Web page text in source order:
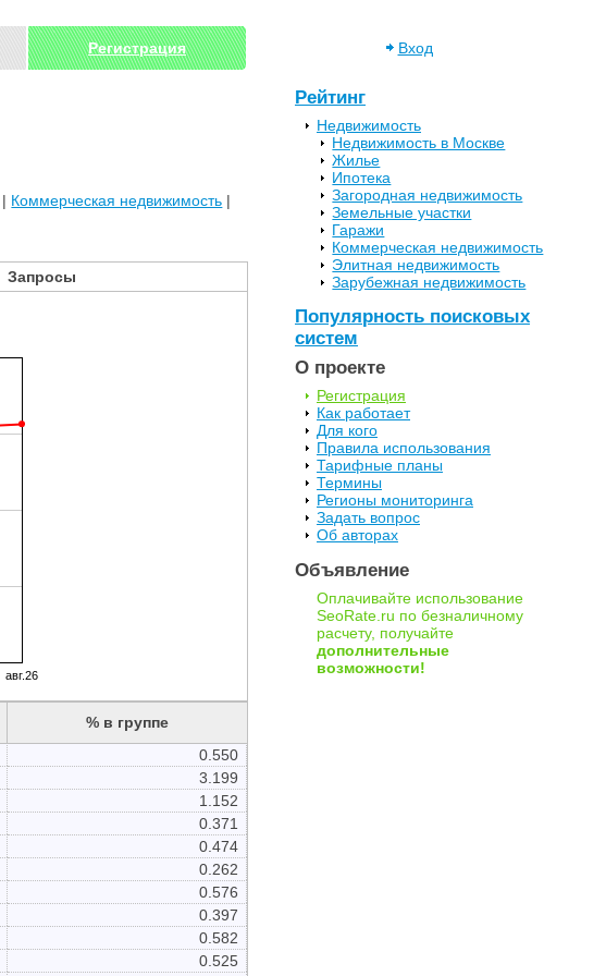
Регистрация Вход
| Коммерческая недвижимость |
Запросы
авг.26
% в группе
0.550
3.199
1.152
0.371
0.474
0.262
0.576
0.397
0.582
0.525
Рейтинг
Недвижимость
Недвижимость в Москве
Жилье
Ипотека
Загородная недвижимость
Земельные участки
Гаражи
Коммерческая недвижимость
Элитная недвижимость
Зарубежная недвижимость
Популярность поисковых
систем
О проекте
Регистрация
Как работает
Для кого
Правила использования
Тарифные планы
Термины
Регионы мониторинга
Задать вопрос
Об авторах
Объявление
Оплачивайте использование
SeoRate.ru по безналичному
расчету, получайте
дополнительные
возможности!